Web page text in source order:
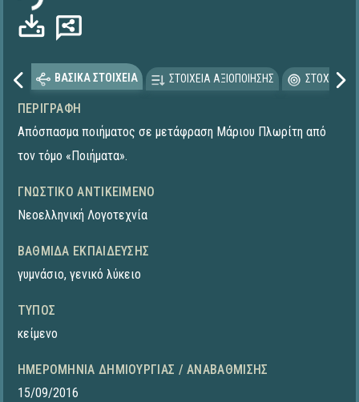
ΒΑΣΙΚΑ ΣΤΟΙΧΕΙΑ ΣΤΟΙΧΕΙΑ ΑΞΙΟΠΟΙΗΣΗΣ
ΠΕΡΙΓΡΑΦΉ
Απόσπασμα ποιήματος σε μετάφραση Μάριου Πλωρίτη από
τον τόμο «Ποιήματα».
ΓΝΩΣΤΙΚΌ ΑΝΤΙΚΕΊΜΕΝΟ
Νεοελληνική Λογοτεχνία
ΒΑΘΜΊΔΑ ΕΚΠΑΊΔΕΥΣΗΣ
γυμνάσιο, γενικό λύκειο
ΤΎΠΟΣ
κείμενο
ΗΜΕΡΟΜΗΝΊΑ ΔΗΜΙΟΥΡΓΊΑΣ / ΑΝΑΒΆΘΜΙΣΗΣ
15/09/2016